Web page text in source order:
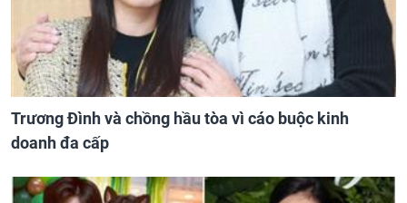
Trương Đình và chồng hầu tòa vì cáo buộc kinh
doanh đa cấp